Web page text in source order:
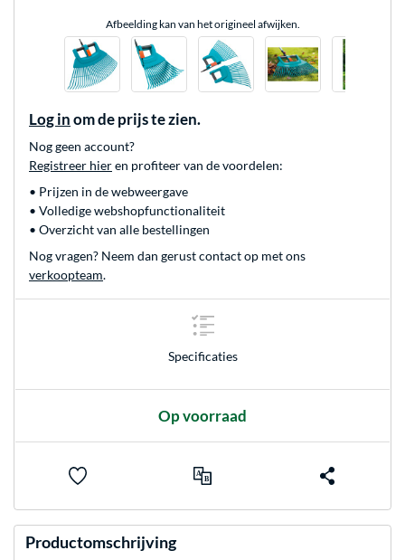
Afbeelding kan van het origineel afwijken.
Log in om de prijs te zien.
Nog geen account?
Registreer hieren profiteer van de voordelen:
• Prijzen in de webweergave
• Volledige webshopfunctionaliteit
• Overzicht van alle bestellingen
Nog vragen? Neem dan gerust contact op met ons
verkoopteam.
Specificaties
Op voorraad
Productomschrijving